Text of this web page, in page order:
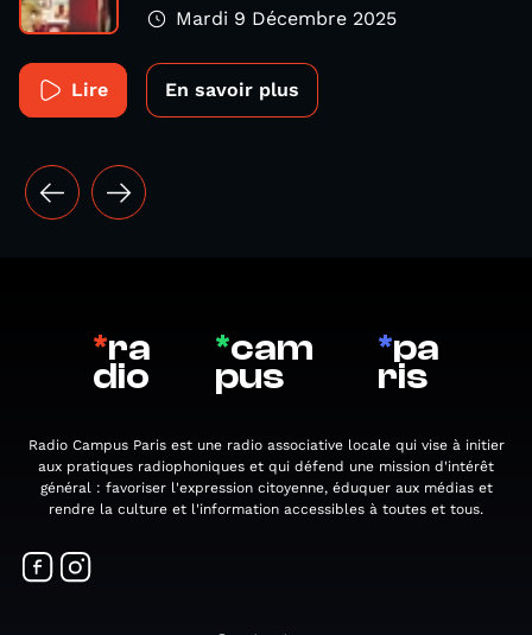
Mardi 9 Décembre 2025
Lire En savoir plus
*ra
dio
*cam
pus
*pa
ris
Radio Campus Paris est une radio associative locale qui vise à initier
aux pratiques radiophoniques et qui défend une mission d'intérêt
général : favoriser l'expression citoyenne, éduquer aux médias et
rendre la culture et l'information accessibles à toutes et tous.